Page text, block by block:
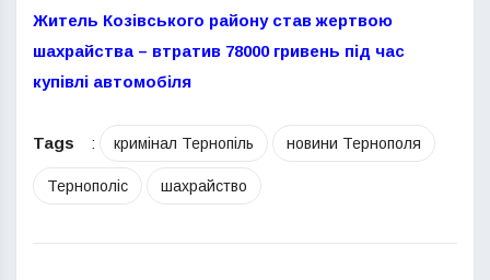
Житель Козівського району став жертвою
шахрайства – втратив 78000 гривень під час
купівлі автомобіля
Tags : кримінал Тернопіль новини Тернополя
Тернополіс шахрайство